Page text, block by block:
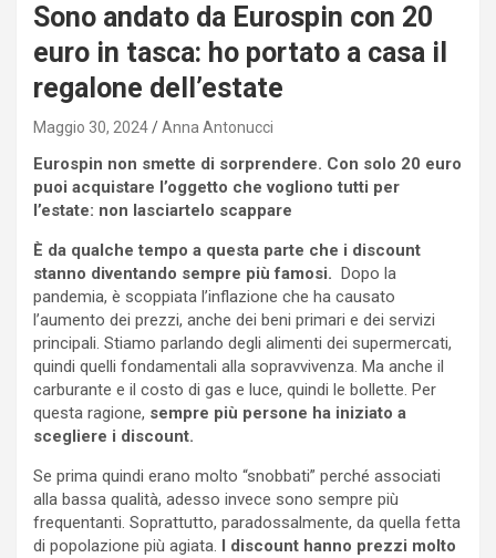
Sono andato da Eurospin con 20
euro in tasca: ho portato a casa il
regalone dell’estate
Maggio 30, 2024 Anna Antonucci
Eurospin non smette di sorprendere. Con solo 20 euro
puoi acquistare l’oggetto che vogliono tutti per
l’estate: non lasciartelo scappare
È da qualche tempo a questa parte che i discount
stanno diventando sempre più famosi. Dopo la
pandemia, è scoppiata l’inflazione che ha causato
l’aumento dei prezzi, anche dei beni primari e dei servizi
principali. Stiamo parlando degli alimenti dei supermercati,
quindi quelli fondamentali alla sopravvivenza. Ma anche il
carburante e il costo di gas e luce, quindi le bollette. Per
questa ragione, sempre più persone ha iniziato a
scegliere i discount.
Se prima quindi erano molto “snobbati” perché associati
alla bassa qualità, adesso invece sono sempre più
frequentanti. Soprattutto, paradossalmente, da quella fetta
di popolazione più agiata.
I discount hanno prezzi molto